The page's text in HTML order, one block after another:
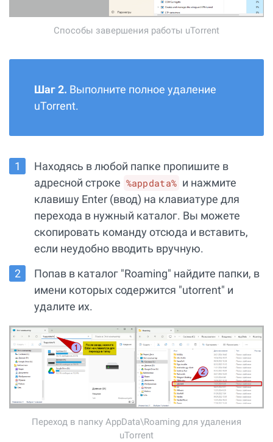
Способы завершения работы uTorrent
Шаг 2. Выполните полное удаление
uTorrent.
Находясь в любой папке пропишите в
адресной строке %appdata% и нажмите
клавишу Enter (ввод) на клавиатуре для
перехода в нужный каталог. Вы можете
скопировать команду отсюда и вставить,
если неудобно вводить вручную.
Попав в каталог "Roaming" найдите папки, в
имени которых содержится "utorrent" и
удалите их.
Переход в папку AppData\Roaming для удаления
uTorrent